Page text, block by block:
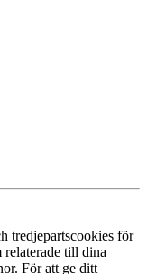
tredjepartscookies för
relaterade till dina
För att ge ditt